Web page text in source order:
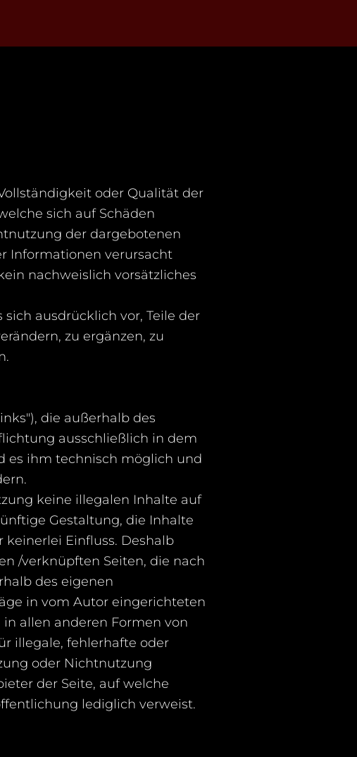
oder Qualität der
sich auf Schäden
der dargebotenen
Informationen verursacht
nachweislich vorsätzliches
ausdrücklich vor, Teile der
zu ergänzen, zu
die außerhalb des
ausschließlich in dem
es ihm technisch möglich und
keine illegalen Inhalte auf
Gestaltung, die Inhalte
Einfluss. Deshalb
/verknüpften Seiten, die nach
des eigenen
in vom Autor eingerichteten
allen anderen Formen von
illegale, fehlerhafte oder
oder Nichtnutzung
der Seite, auf welche
lediglich verweist.